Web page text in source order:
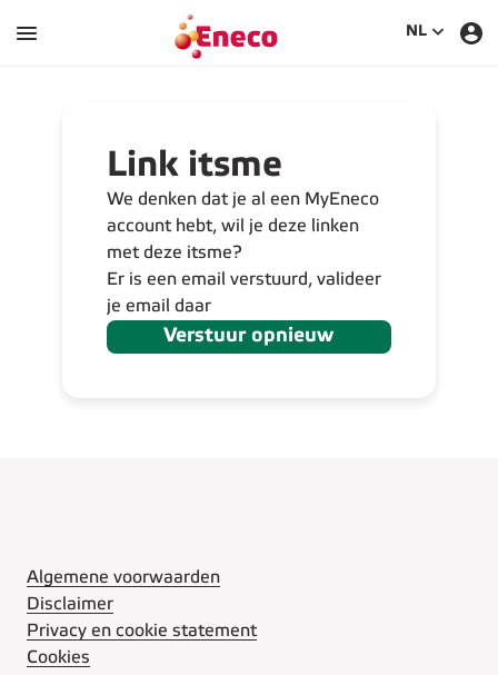
NL
Link itsme
We denken dat je al een MyEneco
account hebt, wil je deze linken
met deze itsme?
Er is een email verstuurd, valideer
je email daar
Verstuur opnieuw
Algemene voorwaarden
Disclaimer
Privacy en cookie statement
Cookies